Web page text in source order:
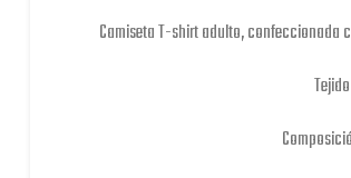
Camiseta T-shirt adulto, confeccionada